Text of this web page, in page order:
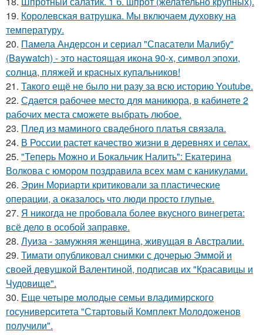
19. Королевская ватрушка. Мы включаем духовку на
температуру.
20. Памела Андерсон и сериал "Спасатели Малибу"
(Baywatch) - это настоящая икона 90-х, символ эпохи,
солнца, пляжей и красных купальников!
21. Такого ещё не было ни разу за всю историю Youtube.
22. Сдается рабочее место для маникюра, в кабинете 2
рабочих места сможете выбрать любое.
23. Плед из маминого свадебного платья связала.
24. В России растет качество жизни в деревнях и селах.
25. "Теперь Можно и Бокальчик Налить": Екатерина
Волкова с юмором поздравила всех мам с каникулами.
26. Эрин Мориарти критиковали за пластические
операции, а оказалось что люди просто глупые.
27. Я никогда не пробовала более вкусного винегрета:
всё дело в особой заправке.
28. Луиза - замужняя женщина, живущая в Австралии.
29. Тимати опубликовал снимки с дочерью Эммой и
своей девушкой Валентиной, подписав их "Красавицы и
Чудовище".
30. Еще четыре молодые семьи владимирского
госуниверситета "Стартовый Комплект Молодоженов
получили".